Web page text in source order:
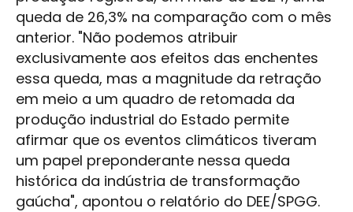
queda de 26,3% na comparação com o mês
anterior. "Não podemos atribuir
exclusivamente aos efeitos das enchentes
essa queda, mas a magnitude da retração
em meio a um quadro de retomada da
produção industrial do Estado permite
afirmar que os eventos climáticos tiveram
um papel preponderante nessa queda
histórica da indústria de transformação
gaúcha", apontou o relatório do DEE/SPGG.